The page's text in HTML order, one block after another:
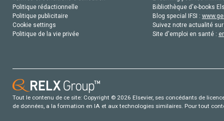
Politique rédactionnelle
Politique publicitaire
Cookie settings
Politique de la vie privée
Bibliothèque d'e-books
Blog special IFSI :
Suivez notre actualité
Site d'emploi en santé :
Tout le contenu de ce site: Copyright © 2026 Elsevier, ses concédants de
de données, a la formation en IA et aux technologies similaires. Pour tout